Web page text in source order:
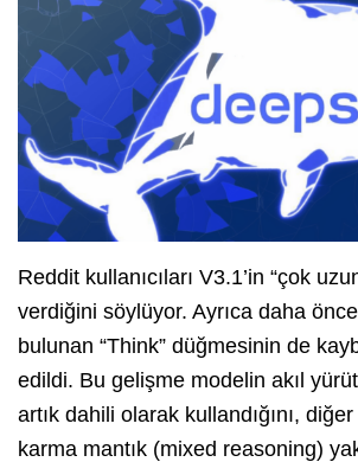
Reddit kullanıcıları V3.1’in “çok
verdiğini söylüyor. Ayrıca daha
bulunan “Think” düğmesinin de
edildi. Bu gelişme modelin akıl
artık dahili olarak kullandığını,
karma mantık (mixed reasoning)